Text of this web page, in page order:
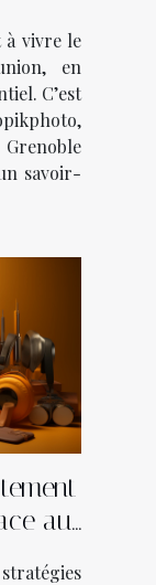
à vivre le
en
C’est
savoir-
au